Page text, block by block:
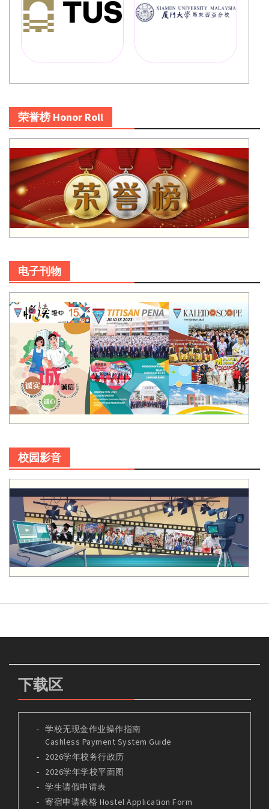
荣誉榜 Honor Roll
电子刊物
校园影音
下载区
学校无现金作业操作指南
Cashless Payment System Guide
2026学年校务行政历
2026学年学校平面图
学生请假申请表
寄宿申请表格 Hostel Application Form